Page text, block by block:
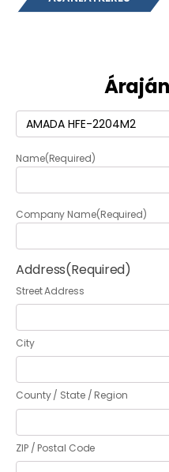
Termék(Required)
Name(Required)
Company Name(Required)
Address(Required)
Street Address
City
County / State / Region
ZIP / Postal Code